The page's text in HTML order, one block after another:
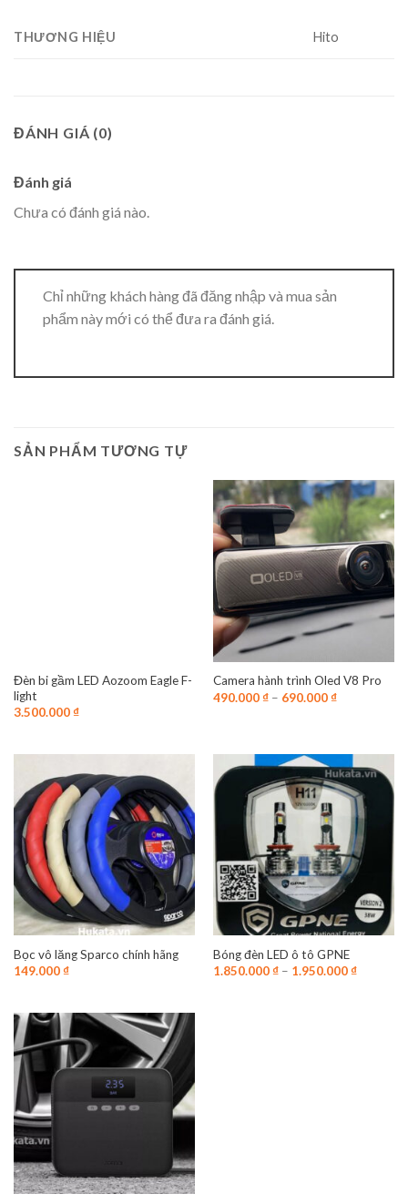
Mặt bên trái
THƯƠNG HIỆU Hito
ĐÁNH GIÁ (0)
Đánh giá
Chưa có đánh giá nào.
Chỉ những khách hàng đã đăng nhập và mua sản
phẩm này mới có thể đưa ra đánh giá.
SẢN PHẨM TƯƠNG TỰ
Đèn bi gầm LED Aozoom Eagle F-
light
3.500.000₫
Camera hành trình Oled V8 Pro
490.000₫– 690.000₫
Bọc vô lăng Sparco chính hãng
149.000₫
Bóng đèn LED ô tô GPNE
1.850.000₫– 1.950.000₫